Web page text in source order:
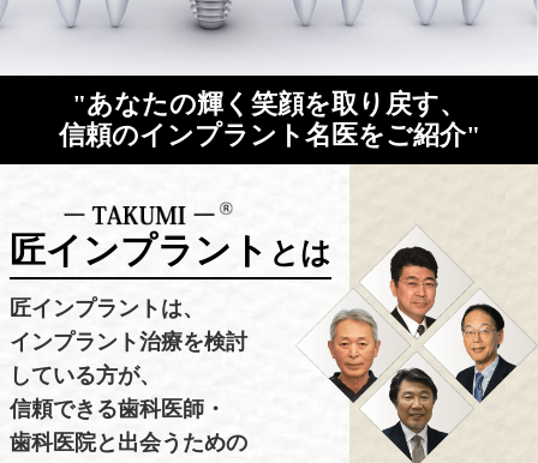
"あなたの輝く笑顔を取り戻す、
信頼のインプラント名医をご紹介"
匠インプラント とは
匠インプラントは、
インプラント治療を検討
している方が、
信頼できる歯科医師・
歯科医院と出会うための